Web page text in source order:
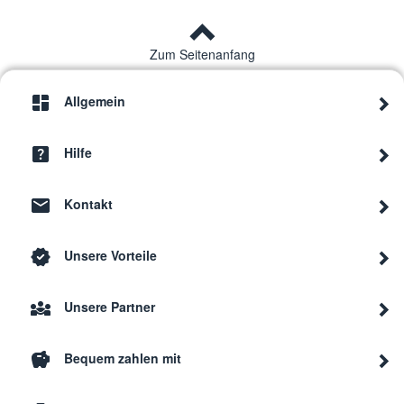
Zum Seitenanfang
Allgemein
Hilfe
Kontakt
Unsere Vorteile
Unsere Partner
Bequem zahlen mit